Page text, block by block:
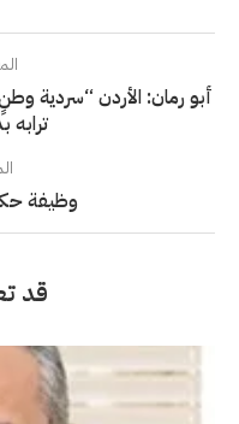
أبو رمان: الأردن “سردية
ترابه
وظيفة
قد